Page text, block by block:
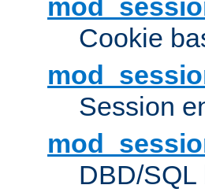
Cookie
Session
DBD/